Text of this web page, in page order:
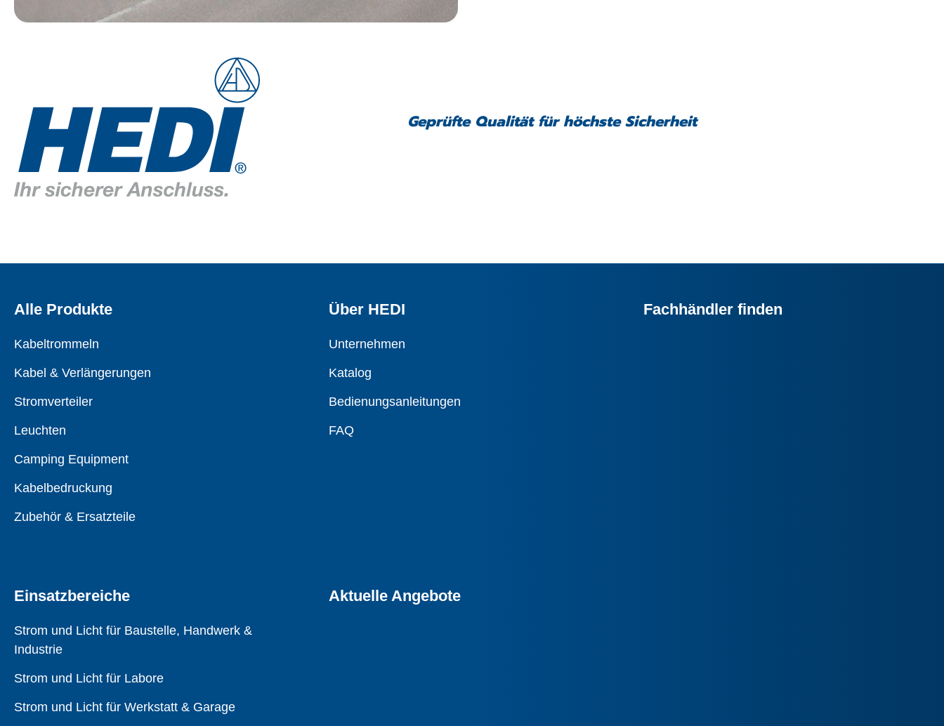
Geprüfte Qualität für höchste Sicherheit
Alle Produkte
Kabeltrommeln
Kabel & Verlängerungen
Stromverteiler
Leuchten
Camping Equipment
Kabelbedruckung
Zubehör & Ersatzteile
Über HEDI
Unternehmen
Katalog
Bedienungsanleitungen
FAQ
Fachhändler finden
Einsatzbereiche
Strom und Licht für Baustelle, Handwerk &
Industrie
Strom und Licht für Labore
Strom und Licht für Werkstatt & Garage
Aktuelle Angebote